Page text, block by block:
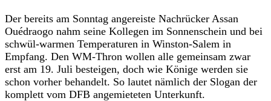
Der bereits am Sonntag angereiste Nachrücker Assan
Ouédraogo nahm seine Kollegen im Sonnenschein und bei
schwül-warmen Temperaturen in Winston-Salem in
Empfang. Den WM-Thron wollen alle gemeinsam zwar
erst am 19. Juli besteigen, doch wie Könige werden sie
schon vorher behandelt. So lautet nämlich der Slogan der
komplett vom DFB angemieteten Unterkunft.